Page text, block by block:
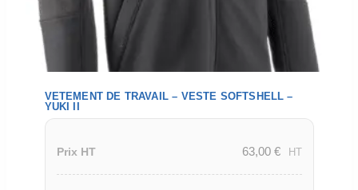
VETEMENT DE TRAVAIL – VESTE SOFTSHELL –
YUKI II
Prix HT 63,00 € HT